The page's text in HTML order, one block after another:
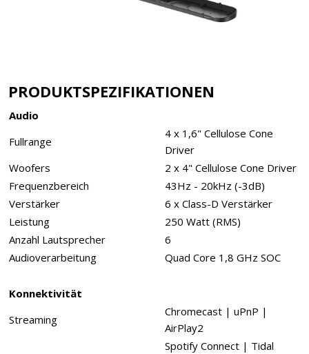
PRODUKTSPEZIFIKATIONEN
Audio
Fullrange
4 x 1,6" Cellulose Cone
Driver
Woofers
2 x 4" Cellulose Cone Driver
Frequenzbereich
43Hz - 20kHz (-3dB)
Verstärker
6 x Class-D Verstärker
Leistung
250 Watt (RMS)
Anzahl Lautsprecher
6
Audioverarbeitung
Quad Core 1,8 GHz SOC
Konnektivität
Streaming
Chromecast | uPnP |
AirPlay2
Spotify Connect | Tidal